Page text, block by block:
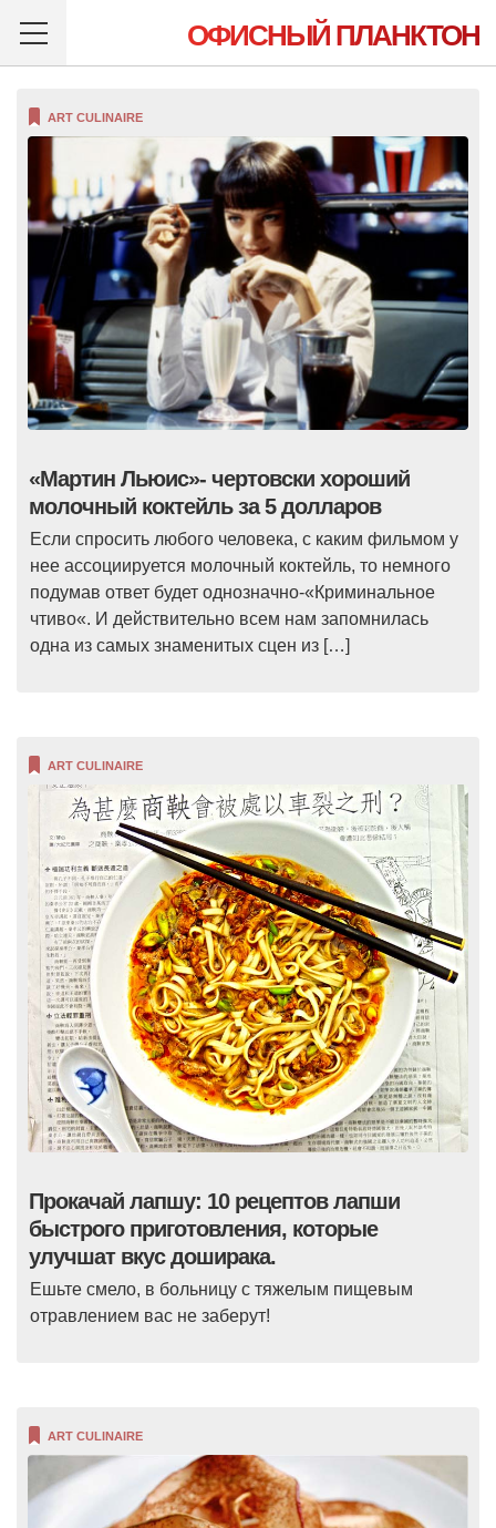
ОФИСНЫЙ ПЛАНКТОН
ART CULINAIRE
«Мартин Льюис»- чертовски хороший
молочный коктейль за 5 долларов
Если спросить любого человека, с каким фильмом у
нее ассоциируется молочный коктейль, то немного
подумав ответ будет однозначно-«Криминальное
чтиво«. И действительно всем нам запомнилась
одна из самых знаменитых сцен из […]
ART CULINAIRE
Прокачай лапшу: 10 рецептов лапши
быстрого приготовления, которые
улучшат вкус доширака.
Ешьте смело, в больницу с тяжелым пищевым
отравлением вас не заберут!
ART CULINAIRE